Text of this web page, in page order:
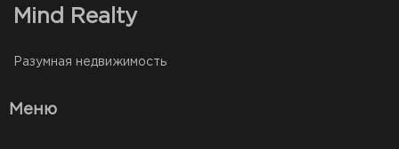
Mind Realty
Разумная недвижимость
Меню